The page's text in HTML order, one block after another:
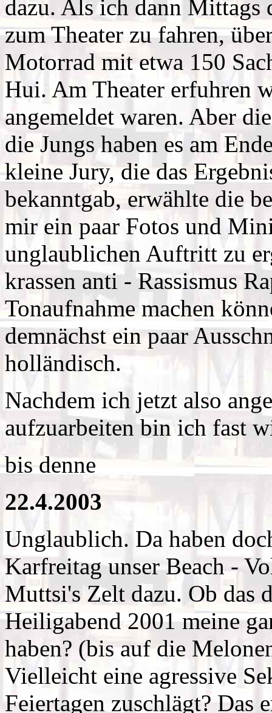
dazu. Als ich dann Mittags
zum Theater zu fahren,
Motorrad mit etwa 150
Hui. Am Theater erfuhren
angemeldet waren. Aber
die Jungs haben es am
kleine Jury, die das
bekanntgab, erwählte die
mir ein paar Fotos und
unglaublichen Auftritt zu
krassen anti - Rassismus
Tonaufnahme machen
demnächst ein paar
holländisch.
Nachdem ich jetzt also
aufzuarbeiten bin ich fast
bis denne
22.4.2003
Unglaublich. Da haben
Karfreitag unser Beach -
Muttsi's Zelt dazu. Ob das
Heiligabend 2001 meine
haben? (bis auf die
Vielleicht eine agressive
Feiertagen zuschlägt? Das